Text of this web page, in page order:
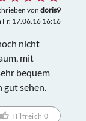
vondoris9
Fr. 17.06.16 16:16
nicht
mit
bequem
gut sehen.
Hilfreich 0